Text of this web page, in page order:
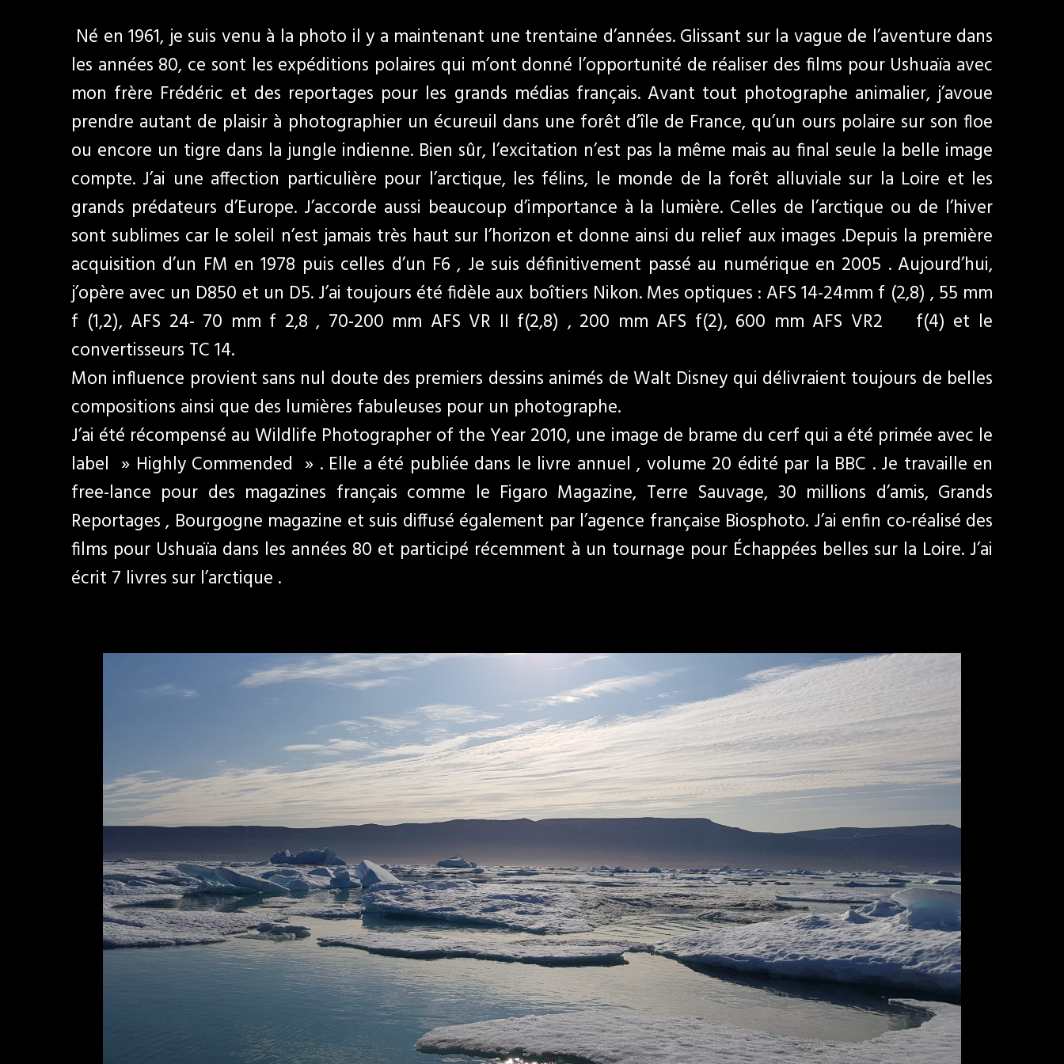
Né en 1961, je suis venu à la photo il y a maintenant une trentaine d’années. Glissant sur la vague de l’aventure dans
les années 80, ce sont les expéditions polaires qui m’ont donné l’opportunité de réaliser des films pour Ushuaïa avec
mon frère Frédéric et des reportages pour les grands médias français. Avant tout photographe animalier, j’avoue
prendre autant de plaisir à photographier un écureuil dans une forêt d’île de France, qu’un ours polaire sur son floe
ou encore un tigre dans la jungle indienne. Bien sûr, l’excitation n’est pas la même mais au final seule la belle image
compte. J’ai une affection particulière pour l’arctique, les félins, le monde de la forêt alluviale sur la Loire et les
grands prédateurs d’Europe. J’accorde aussi beaucoup d’importance à la lumière. Celles de l’arctique ou de l’hiver
sont sublimes car le soleil n’est jamais très haut sur l’horizon et donne ainsi du relief aux images .Depuis la première
acquisition d’un FM en 1978 puis celles d’un F6 , Je suis définitivement passé au numérique en 2005 . Aujourd’hui,
j’opère avec un D850 et un D5. J’ai toujours été fidèle aux boîtiers Nikon. Mes optiques : AFS 14-24mm f (2,8) , 55 mm
f (1,2), AFS 24- 70 mm f 2,8 , 70-200 mm AFS VR II f(2,8) , 200 mm AFS f(2), 600 mm AFS VR2 f(4) et le
convertisseurs TC 14.
Mon influence provient sans nul doute des premiers dessins animés de Walt Disney qui délivraient toujours de belles
compositions ainsi que des lumières fabuleuses pour un photographe.
J’ai été récompensé au Wildlife Photographer of the Year 2010, une image de brame du cerf qui a été primée avec le
label » Highly Commended » . Elle a été publiée dans le livre annuel , volume 20 édité par la BBC . Je travaille en
free-lance pour des magazines français comme le Figaro Magazine, Terre Sauvage, 30 millions d’amis, Grands
Reportages , Bourgogne magazine et suis diffusé également par l’agence française Biosphoto. J’ai enfin co-réalisé des
films pour Ushuaïa dans les années 80 et participé récemment à un tournage pour Échappées belles sur la Loire. J’ai
écrit 7 livres sur l’arctique .